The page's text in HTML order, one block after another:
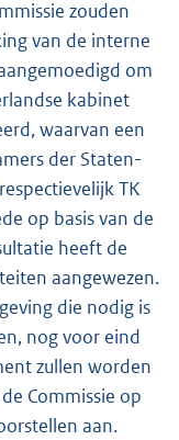
zouden
van de interne
om
kabinet
waarvan een
der Staten-
respectievelijk TK
op basis van de
heeft de
aangewezen.
die nodig is
nog voor eind
zullen worden
Commissie op
aan.